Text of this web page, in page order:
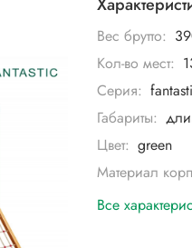
Вес брутто:
Кол-во мест:
Серия:
Габариты:
Цвет: green
Материал
Все